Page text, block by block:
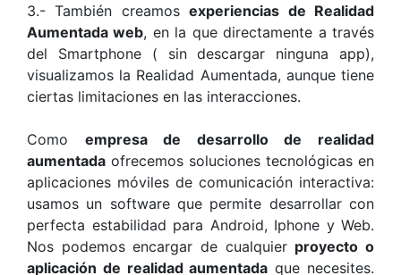
3.- También creamosexperiencias de Realidad
Aumentada web, en la que directamente a través
del Smartphone ( sin descargar ninguna app),
visualizamos la Realidad Aumentada, aunque tiene
ciertas limitaciones en las interacciones.
Como empresa de desarrollo de realidad
aumentada ofrecemos soluciones tecnológicas en
aplicaciones móviles de comunicación interactiva:
usamos un software que permite desarrollar con
perfecta estabilidad para Android, Iphone y Web.
Nos podemos encargar de cualquier proyecto o
aplicación de realidad aumentada que necesites.